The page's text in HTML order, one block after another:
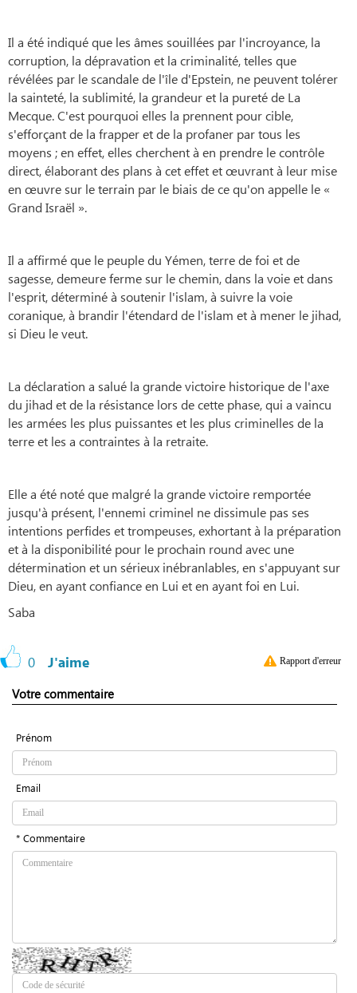
Il a été indiqué que les âmes souillées par l'incroyance, la
corruption, la dépravation et la criminalité, telles que
révélées par le scandale de l'île d'Epstein, ne peuvent tolérer
la sainteté, la sublimité, la grandeur et la pureté de La
Mecque. C'est pourquoi elles la prennent pour cible,
s'efforçant de la frapper et de la profaner par tous les
moyens ; en effet, elles cherchent à en prendre le contrôle
direct, élaborant des plans à cet effet et œuvrant à leur mise
en œuvre sur le terrain par le biais de ce qu'on appelle le «
Grand Israël ».
Il a affirmé que le peuple du Yémen, terre de foi et de
sagesse, demeure ferme sur le chemin, dans la voie et dans
l'esprit, déterminé à soutenir l'islam, à suivre la voie
coranique, à brandir l'étendard de l'islam et à mener le jihad,
si Dieu le veut.
La déclaration a salué la grande victoire historique de l'axe
du jihad et de la résistance lors de cette phase, qui a vaincu
les armées les plus puissantes et les plus criminelles de la
terre et les a contraintes à la retraite.
Elle a été noté que malgré la grande victoire remportée
jusqu'à présent, l'ennemi criminel ne dissimule pas ses
intentions perfides et trompeuses, exhortant à la préparation
et à la disponibilité pour le prochain round avec une
détermination et un sérieux inébranlables, en s'appuyant sur
Dieu, en ayant confiance en Lui et en ayant foi en Lui.
Saba
0 J'aime Rapport d'erreur
Votre commentaire
Prénom
Email
* Commentaire